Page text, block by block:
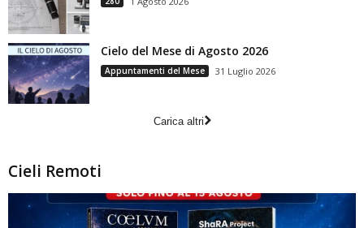
Cielo del Mese di Agosto 2026
Appuntamenti del Mese 31 Luglio 2026
Carica altri
Cieli Remoti